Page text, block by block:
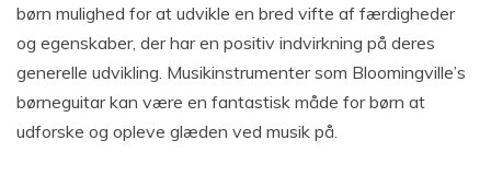
børn mulighed for at udvikle en bred vifte af færdigheder
og egenskaber, der har en positiv indvirkning på deres
generelle udvikling. Musikinstrumenter som Bloomingville’s
børneguitar kan være en fantastisk måde for børn at
udforske og opleve glæden ved musik på.